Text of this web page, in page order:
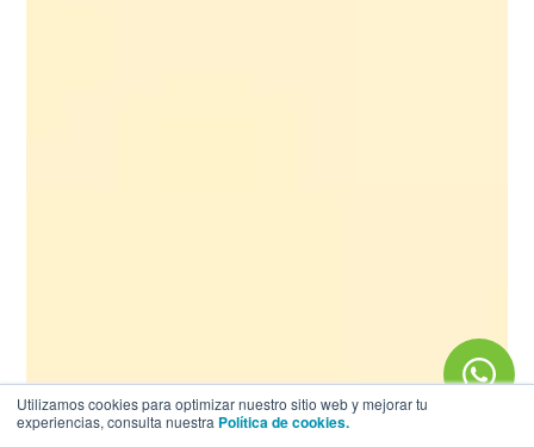
Utilizamos cookies para optimizar nuestro sitio web y mejorar tu
experiencias, consulta nuestra Política de cookies.